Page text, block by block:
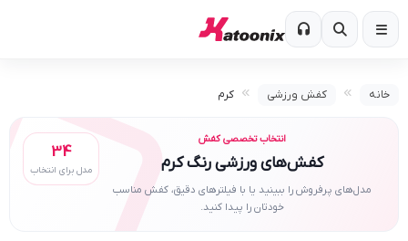
خانه کفش ورزشی کرم
انتخاب تخصصی کفش
کفش‌های ورزشی رنگ کرم
مدل‌های پرفروش را ببینید یا با فیلترهای دقیق، کفش مناسب
خودتان را پیدا کنید.
34
مدل برای انتخاب